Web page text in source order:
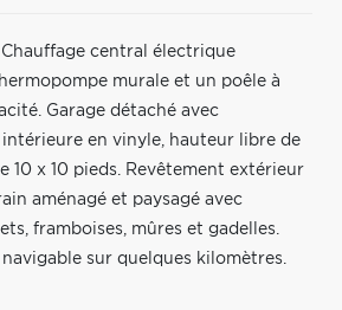
central électrique
murale et un poêle à
Garage détaché avec
en vinyle, hauteur libre de
10 x 10 pieds. Revêtement extérieur
aménagé et paysagé avec
framboises, mûres et gadelles.
sur quelques kilomètres.